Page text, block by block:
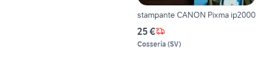
stampante CANON Pixma ip2000
25 €
Cosseria (SV)